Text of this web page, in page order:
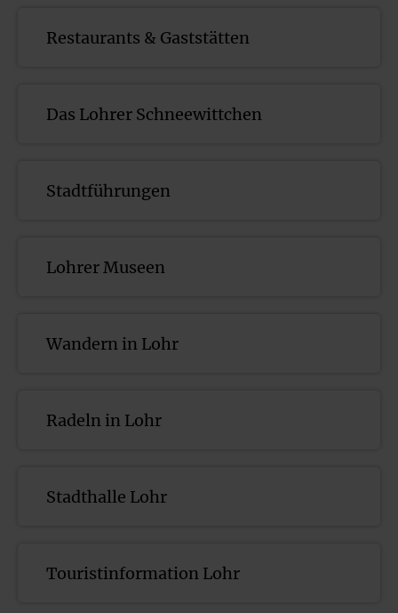
Restaurants & Gaststätten
Das Lohrer Schneewittchen
Stadtführungen
Lohrer Museen
Wandern in Lohr
Radeln in Lohr
Stadthalle Lohr
Touristinformation Lohr